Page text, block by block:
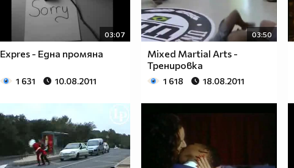
03:07
Expres - Eдна промяна
1 631 10.08.2011
03:50
Mixed Martial Arts -
Тренировка
1 618 18.08.2011